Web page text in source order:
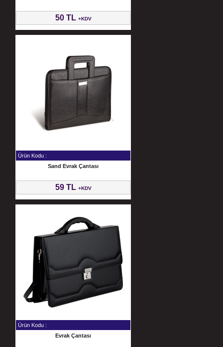
50 TL +KDV
Ürün Kodu :
Sand Evrak Çantası
59 TL +KDV
Ürün Kodu :
Evrak Çantası